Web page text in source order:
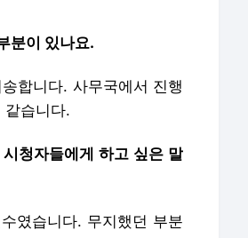
분이 있나요.
합니다. 사무국에서 진행
같습니다.
청자들에게 하고 싶은 말
였습니다. 무지했던 부분